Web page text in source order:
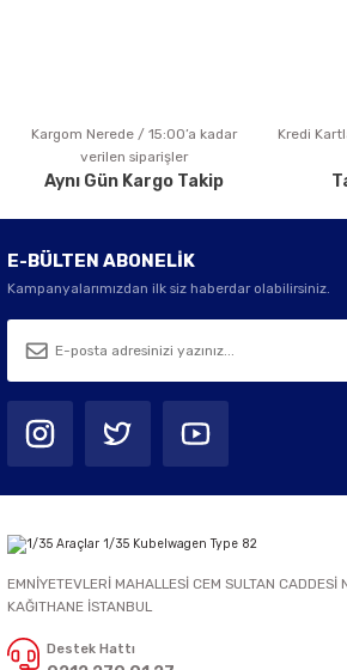
Gönder
Kargom Nerede / 15:00’a kadar
verilen siparişler
Aynı Gün Kargo Takip
Kredi
E-BÜLTEN ABONELİK
Kampanyalarımızdan ilk siz haberdar olabilirsiniz.
EMNİYETEVLERİ MAHALLESİ CEM SULTAN
KAĞITHANE İSTANBUL
Destek Hattı